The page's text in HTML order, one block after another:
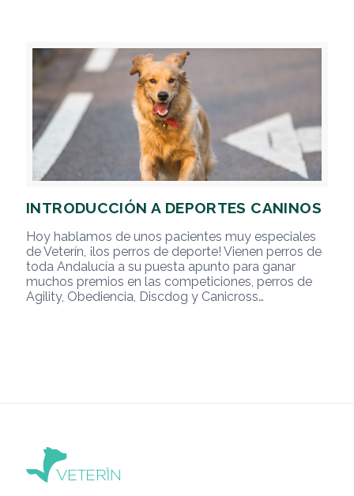
INTRODUCCIÓN A DEPORTES CANINOS
Hoy hablamos de unos pacientes muy especiales
de Veterín, ¡los perros de deporte! Vienen perros de
toda Andalucía a su puesta apunto para ganar
muchos premios en las competiciones, perros de
Agility, Obediencia, Discdog y Canicross…